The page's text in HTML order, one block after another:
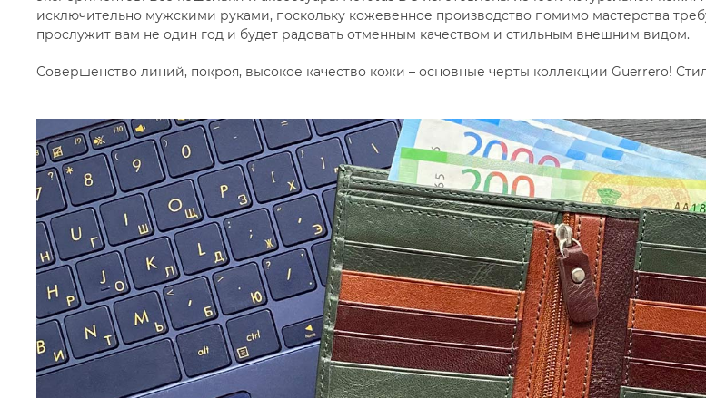
исключительно мужскими руками, поскольку кожевенное производство помимо мастерства
прослужит вам не один год и будет радовать отменным качеством и стильным внешним видом.
Совершенство линий, покроя, высокое качество кожи – основные черты коллекции Guerrero!